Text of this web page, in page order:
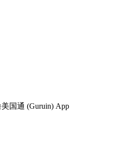
国通 (Guruin) App